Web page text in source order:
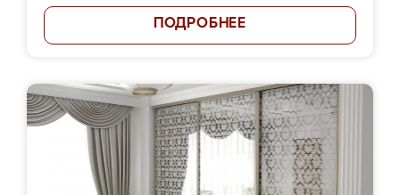
ПОДРОБНЕЕ